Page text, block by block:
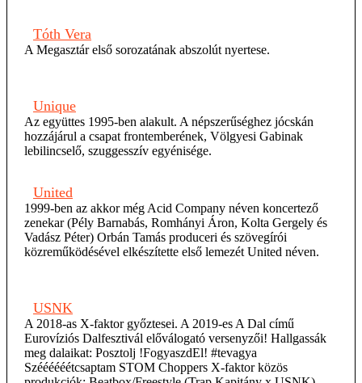
Tóth Vera
A Megasztár első sorozatának abszolút nyertese.
Unique
Az együttes 1995-ben alakult. A népszerűséghez jócskán
hozzájárul a csapat frontemberének, Völgyesi Gabinak
lebilincselő, szuggesszív egyénisége.
United
1999-ben az akkor még Acid Company néven koncertező
zenekar (Pély Barnabás, Romhányi Áron, Kolta Gergely és
Vadász Péter) Orbán Tamás produceri és szövegírói
közreműködésével elkészítette első lemezét United néven.
USNK
A 2018-as X-faktor győztesei. A 2019-es A Dal című
Eurovíziós Dalfesztivál előválogató versenyzői! Hallgassák
meg dalaikat: Posztolj !FogyaszdEl! #tevagya
Széééééétcsaptam STOM Choppers X-faktor közös